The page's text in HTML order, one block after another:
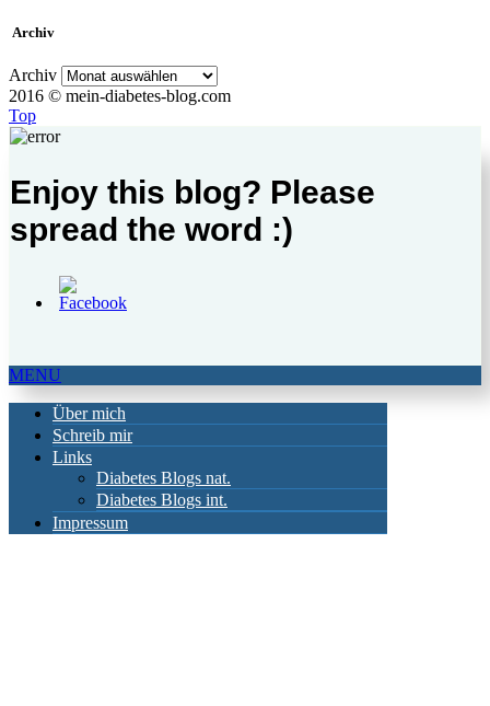
Archiv
Archiv
2016 © mein-diabetes-blog.com
Top
Enjoy this blog? Please
spread the word :)
MENU
Über mich
Schreib mir
Links
Diabetes Blogs nat.
Diabetes Blogs int.
Impressum